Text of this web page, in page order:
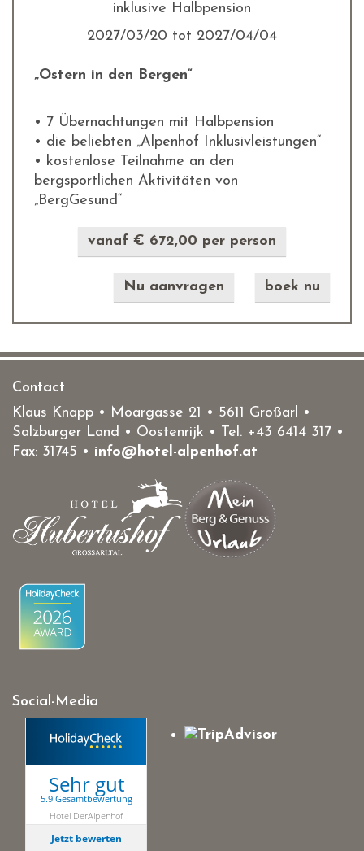
inklusive Halbpension
2027/03/20 tot 2027/04/04
„Ostern in den Bergen“
• 7 Übernachtungen mit Halbpension
• die beliebten „Alpenhof Inklusivleistungen“
• kostenlose Teilnahme an den
bergsportlichen Aktivitäten von
„BergGesund“
vanaf € 672,00 per person
Nu aanvragen boek nu
Contact
Klaus Knapp • Moargasse 21 • 5611 Großarl •
Salzburger Land • Oostenrijk • Tel. +43 6414 317 •
Fax: 31745 • info@hotel-alpenhof.at
Social-Media
Sehr gut
5.9 Gesamtbewertung
Hotel DerAlpenhof
Jetzt bewerten